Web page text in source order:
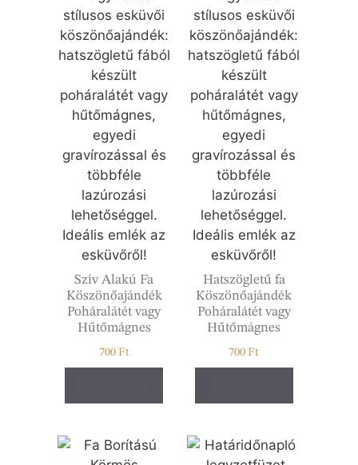
Szív Alakú Fa
Köszönőajándék
Poháralátét vagy
Hűtőmágnes
700 Ft
Hatszögletű fa
Köszönőajándék
Poháralátét vagy
Hűtőmágnes
700Ft